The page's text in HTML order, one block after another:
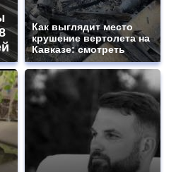
Как выглядит место
крушение вертолета на
Кавказе: смотреть